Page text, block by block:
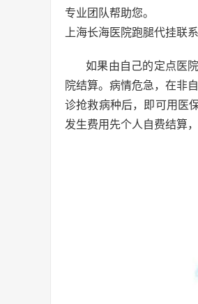
专业团队帮助您。
上海长海医院跑腿代挂联
如果由自己的定点医
院结算。病情危急，在非
诊抢救病种后，即可用医
发生费用先个人自费结算